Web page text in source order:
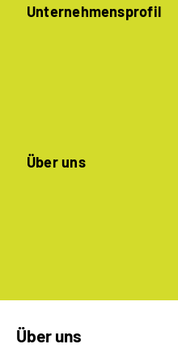
Unternehmensprofil
Über uns
Über uns